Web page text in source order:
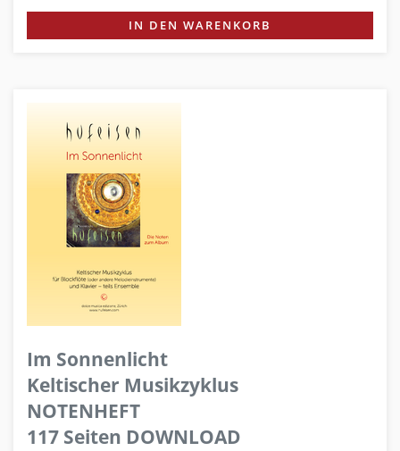
IN DEN WARENKORB
Im Sonnenlicht
Keltischer Musikzyklus
NOTENHEFT
117 Seiten DOWNLOAD